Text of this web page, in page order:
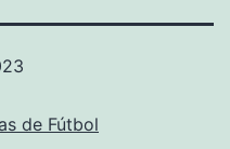
de Fútbol